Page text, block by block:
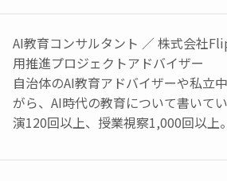
AI教育コンサルタント ／ 株式会社
用推進プロジェクトアドバイザー
自治体のAI教育アドバイザーや私立
がら、AI時代の教育について書いて
演120回以上、授業視察1,000回以上。